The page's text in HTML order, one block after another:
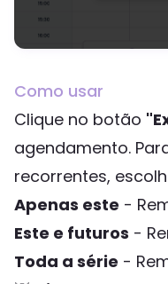
Como usar
Clique no botão
agendamento.
recorrentes,
Apenas este -
Este e futuros -
Toda a série -